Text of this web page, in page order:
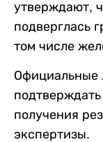
утверждают,
подверглась
том числе
Официальные
получения
экспертизы.